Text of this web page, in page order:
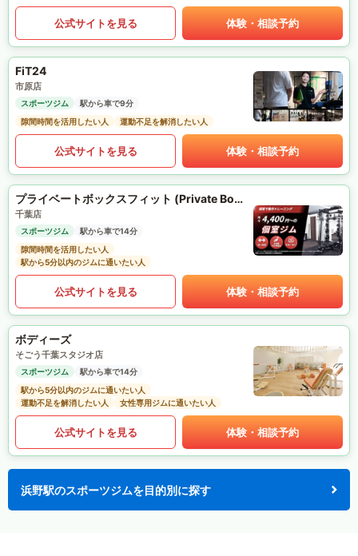
公式サイトを見る 体験・相談予約
FiT24
市原店
スポーツジム
駅から車で9分
隙間時間を活用したい人
運動不足を解消したい人
公式サイトを見る 体験・相談予約
プライベートボックスフィット (Private Box Fit)
千葉店
スポーツジム
駅から車で14分
隙間時間を活用したい人
駅から5分以内のジムに通いたい人
公式サイトを見る 体験・相談予約
ボディーズ
そごう千葉スタジオ店
スポーツジム
駅から車で14分
駅から5分以内のジムに通いたい人
運動不足を解消したい人
女性専用ジムに通いたい人
公式サイトを見る 体験・相談予約
浜野駅のスポーツジムを目的別に探す